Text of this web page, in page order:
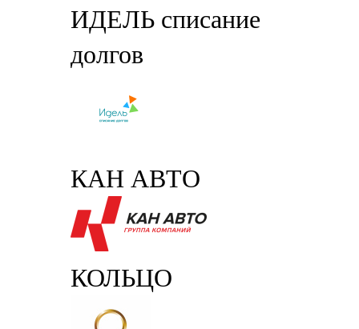
ИДЕЛЬ списание
долгов
КАН АВТО
КОЛЬЦО